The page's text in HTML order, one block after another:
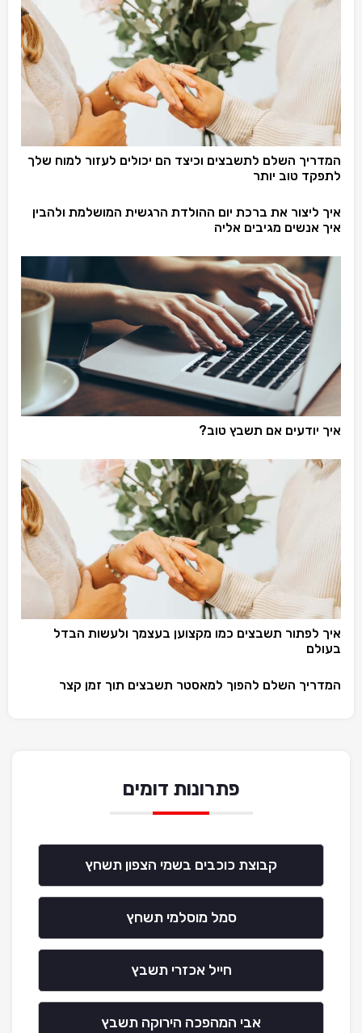
המדריך השלם לתשבצים וכיצד הם יכולים לעזור למוח שלך
לתפקד טוב יותר
איך ליצור את ברכת יום ההולדת הרגשית המושלמת ולהבין
איך אנשים מגיבים אליה
איך יודעים אם תשבץ טוב?
איך לפתור תשבצים כמו מקצוען בעצמך ולעשות הבדל
בעולם
המדריך השלם להפוך למאסטר תשבצים תוך זמן קצר
פתרונות דומים
קבוצת כוכבים בשמי הצפון תשחץ
סמל מוסלמי תשחץ
חייל אכזרי תשבץ
אבי המהפכה הירוקה תשבץ